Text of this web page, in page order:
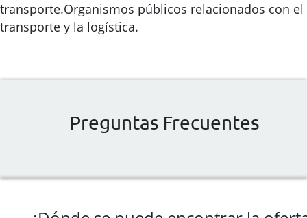
transporte.Organismos públicos relacionados con el
transporte y la logística.
Preguntas Frecuentes